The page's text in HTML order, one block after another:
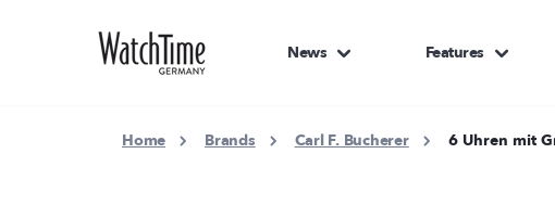
News Features
Home Brands Carl F. Bucherer 6 Uhren mit